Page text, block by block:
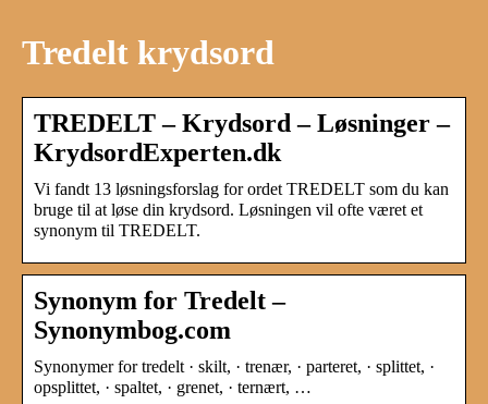
Tredelt krydsord
TREDELT – Krydsord – Løsninger –
KrydsordExperten.dk
Vi fandt 13 løsningsforslag for ordet TREDELT som du kan
bruge til at løse din krydsord. Løsningen vil ofte været et
synonym til TREDELT.
Synonym for Tredelt –
Synonymbog.com
Synonymer for tredelt · skilt, · trenær, · parteret, · splittet, ·
opsplittet, · spaltet, · grenet, · ternært, …